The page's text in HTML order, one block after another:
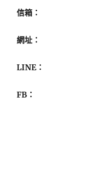
信箱：
網址：
LINE：
FB：